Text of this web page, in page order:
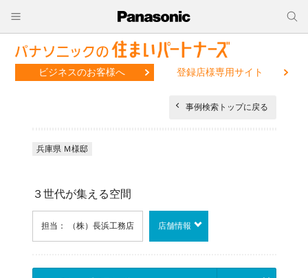
ビジネスのお客様へ 登録店様専用サイト
事例検索トップに戻る
兵庫県 Ｍ様邸
３世代が集える空間
担当： （株）長浜工務店 店舗情報